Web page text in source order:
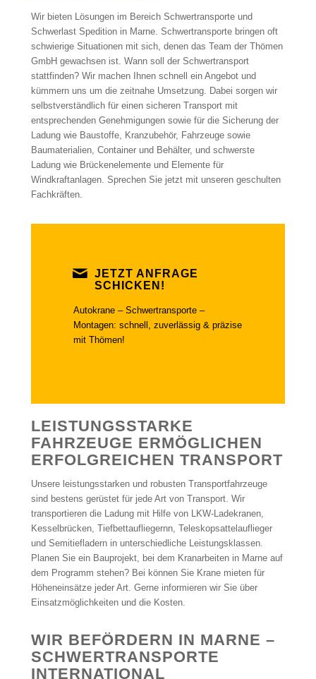
Wir bieten Lösungen im Bereich Schwertransporte und
Schwerlast Spedition in Marne. Schwertransporte bringen oft
schwierige Situationen mit sich, denen das Team der Thömen
GmbH gewachsen ist. Wann soll der Schwertransport
stattfinden? Wir machen Ihnen schnell ein Angebot und
kümmern uns um die zeitnahe Umsetzung. Dabei sorgen wir
selbstverständlich für einen sicheren Transport mit
entsprechenden Genehmigungen sowie für die Sicherung der
Ladung wie Baustoffe, Kranzubehör, Fahrzeuge sowie
Baumaterialien, Container und Behälter, und schwerste
Ladung wie Brückenelemente und Elemente für
Windkraftanlagen. Sprechen Sie jetzt mit unseren geschulten
Fachkräften.
JETZT ANFRAGE
SCHICKEN!
Autokrane – Schwertransporte –
Montagen: schnell, zuverlässig & präzise
mit Thömen!
LEISTUNGSSTARKE
FAHRZEUGE ERMÖGLICHEN
ERFOLGREICHEN TRANSPORT
Unsere leistungsstarken und robusten Transportfahrzeuge
sind bestens gerüstet für jede Art von Transport. Wir
transportieren die Ladung mit Hilfe von LKW-Ladekranen,
Kesselbrücken, Tiefbettaufliegernn, Teleskopsattelauflieger
und Semitiefladern in unterschiedliche Leistungsklassen.
Planen Sie ein Bauprojekt, bei dem Kranarbeiten in Marne auf
dem Programm stehen? Bei können Sie Krane mieten für
Höheneinsätze jeder Art. Gerne informieren wir Sie über
Einsatzmöglichkeiten und die Kosten.
WIR BEFÖRDERN IN MARNE –
SCHWERTRANSPORTE
INTERNATIONAL